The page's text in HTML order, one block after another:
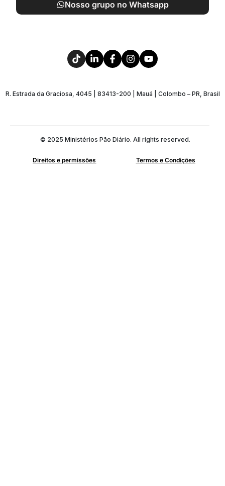
Nosso grupo no Whatsapp
R. Estrada da Graciosa, 4045 | 83413-200 | Mauá | Colombo – PR, Brasil
© 2025 Ministérios Pão Diário. All rights reserved.
Direitos e permissões Termos e Condições